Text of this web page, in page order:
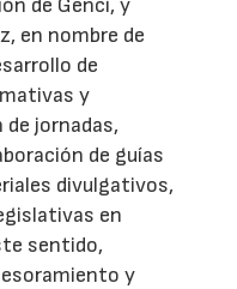
de Genci, y
en nombre de
de
y
jornadas,
de guías
divulgativos,
en
sentido,
y